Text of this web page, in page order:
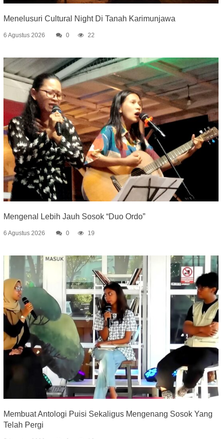
Menelusuri Cultural Night Di Tanah Karimunjawa
6 Agustus 2026 0 22
Mengenal Lebih Jauh Sosok “Duo Ordo”
6 Agustus 2026 0 19
Membuat Antologi Puisi Sekaligus Mengenang Sosok Yang
Telah Pergi